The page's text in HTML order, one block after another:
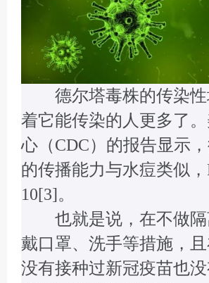
德尔塔毒株的传染性
着它能传染的人更多了
心（CDC）的报告显示
的传播能力与水痘类似
10[3]。
也就是说，在不做隔
戴口罩、洗手等措施，
没有接种过新冠疫苗也